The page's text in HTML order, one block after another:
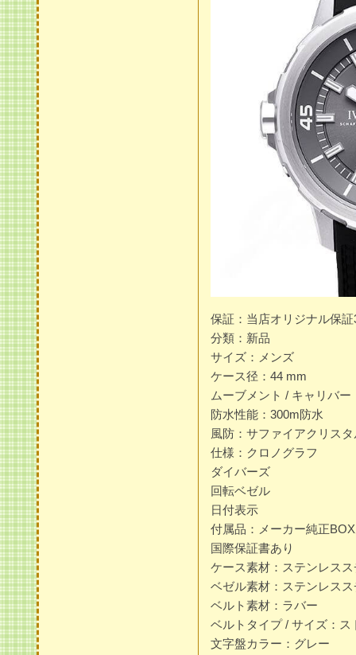
保証：当店オリジナル保証
分類：新品
サイズ：メンズ
ケース径：44 mm
ムーブメント / キャリバー
防水性能：300m防水
風防：サファイアクリス
仕様：クロノグラフ
ダイバーズ
回転ベゼル
日付表示
付属品：メーカー純正
国際保証書あり
ケース素材：ステンレス
ベゼル素材：ステンレス
ベルト素材：ラバー
ベルトタイプ / サイズ：ス
文字盤カラー：グレー